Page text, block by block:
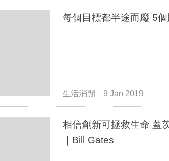
每個目標都半途而廢 5
生活消閒 9 Jan 2019
相信創新可拯救生命
｜Bill Gates